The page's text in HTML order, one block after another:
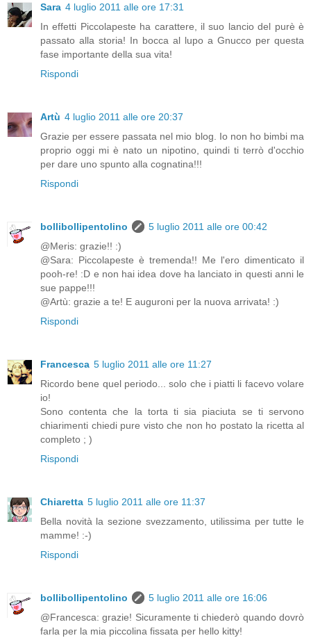
Sara 4 luglio 2011 alle ore 17:31
In effetti Piccolapeste ha carattere, il suo lancio del purè è
passato alla storia! In bocca al lupo a Gnucco per questa
fase importante della sua vita!
Rispondi
Artù 4 luglio 2011 alle ore 20:37
Grazie per essere passata nel mio blog. Io non ho bimbi ma
proprio oggi mi è nato un nipotino, quindi ti terrò d'occhio
per dare uno spunto alla cognatina!!!
Rispondi
bollibollipentolino
5 luglio 2011 alle ore 00:42
@Meris: grazie!! :)
@Sara: Piccolapeste è tremenda!! Me l'ero dimenticato il
pooh-re! :D e non hai idea dove ha lanciato in questi anni le
sue pappe!!!
@Artù: grazie a te! E auguroni per la nuova arrivata! :)
Rispondi
Francesca 5 luglio 2011 alle ore 11:27
Ricordo bene quel periodo... solo che i piatti li facevo volare
io!
Sono contenta che la torta ti sia piaciuta se ti servono
chiarimenti chiedi pure visto che non ho postato la ricetta al
completo ; )
Rispondi
Chiaretta 5 luglio 2011 alle ore 11:37
Bella novità la sezione svezzamento, utilissima per tutte le
mamme! :-)
Rispondi
bollibollipentolino
5 luglio 2011 alle ore 16:06
@Francesca: grazie! Sicuramente ti chiederò quando dovrò
farla per la mia piccolina fissata per hello kitty!